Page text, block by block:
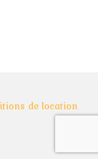
de location